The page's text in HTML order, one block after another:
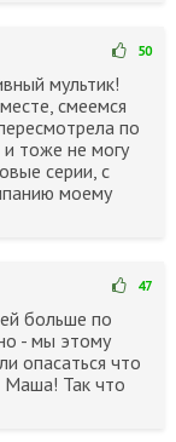
50
мультик!
смеемся
по
и тоже не могу
серии, с
моему
47
больше по
- мы этому
опасаться что
Маша! Так что